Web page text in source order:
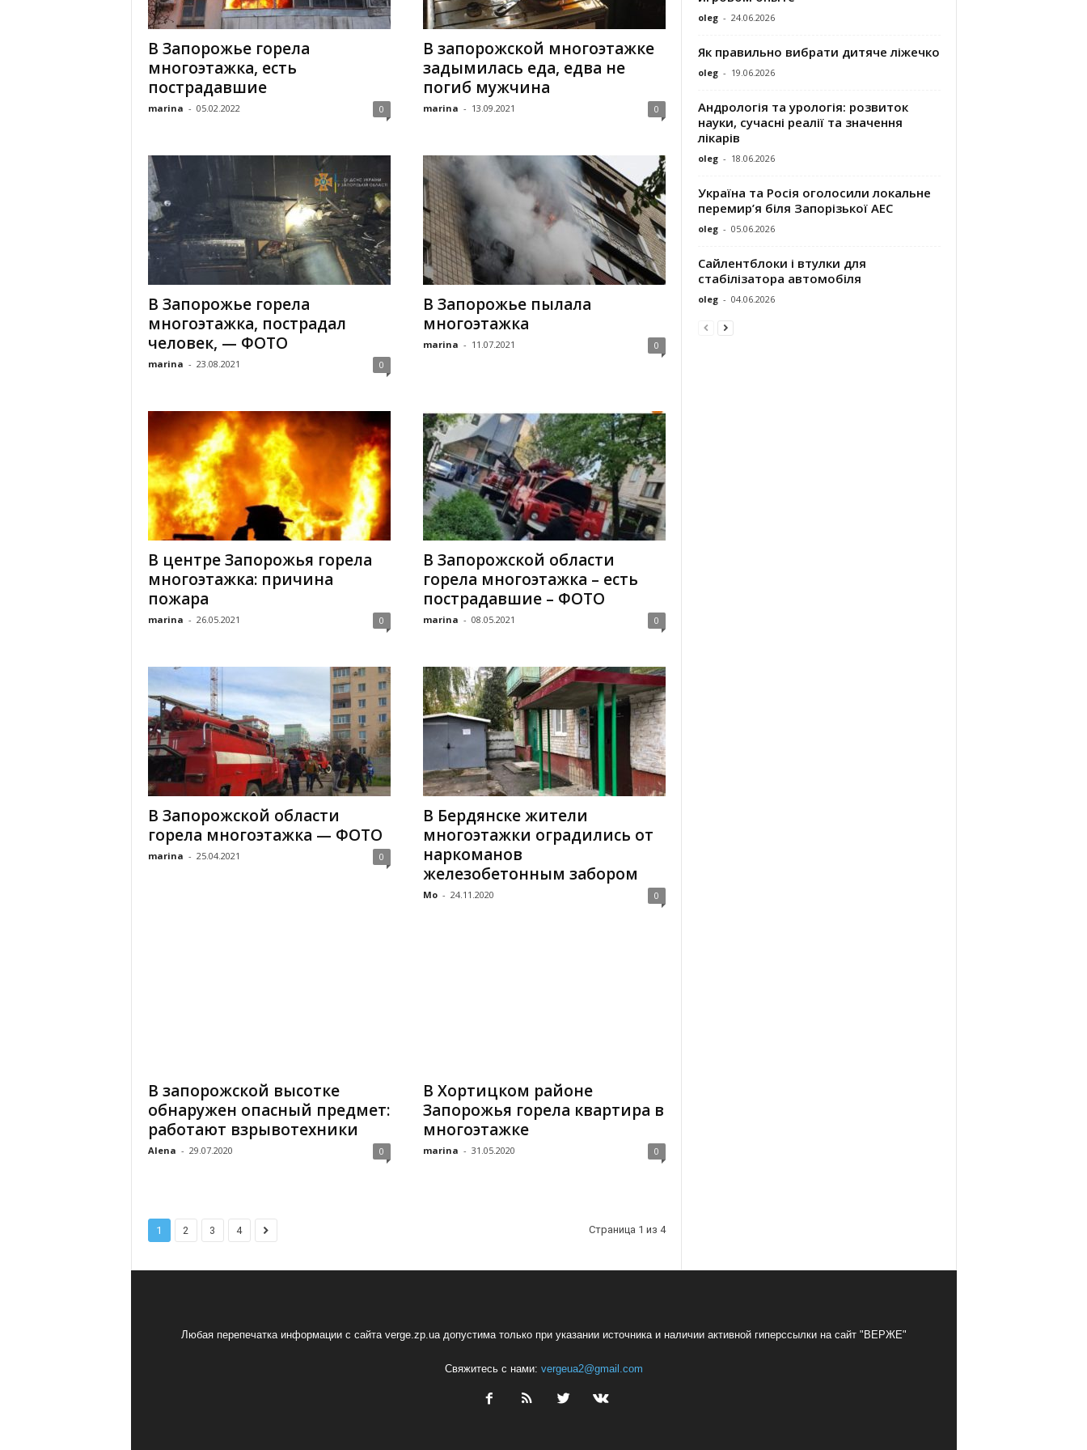
В Запорожье горела
многоэтажка, есть
пострадавшие
marina - 05.02.2022 0
В запорожской многоэтажке
задымилась еда, едва не
погиб мужчина
marina - 13.09.2021 0
В Запорожье горела
многоэтажка, пострадал
человек, — ФОТО
marina - 23.08.2021 0
В Запорожье пылала
многоэтажка
marina - 11.07.2021 0
В центре Запорожья горела
многоэтажка: причина
пожара
marina - 26.05.2021 0
В Запорожской области
горела многоэтажка – есть
пострадавшие – ФОТО
marina - 08.05.2021 0
В Запорожской области
горела многоэтажка — ФОТО
marina - 25.04.2021 0
В Бердянске жители
многоэтажки оградились от
наркоманов
железобетонным забором
Mo - 24.11.2020 0
В запорожской высотке
обнаружен опасный предмет:
работают взрывотехники
Alena - 29.07.2020 0
В Хортицком районе
Запорожья горела квартира в
многоэтажке
marina - 31.05.2020 0
1 2 3 4 Страница 1 из 4
oleg - 24.06.2026
Як правильно вибрати дитяче ліжечко
oleg - 19.06.2026
Андрологія та урологія: розвиток
науки, сучасні реалії та значення
лікарів
oleg - 18.06.2026
Україна та Росія оголосили локальне
перемир’я біля Запорізької АЕС
oleg - 05.06.2026
Сайлентблоки і втулки для
стабілізатора автомобіля
oleg - 04.06.2026
Любая перепечатка информации с сайта verge.zp.ua допустима только при указании источника и наличии активной гиперссылки на сайт "ВЕРЖЕ"
Свяжитесь с нами: vergeua2@gmail.com